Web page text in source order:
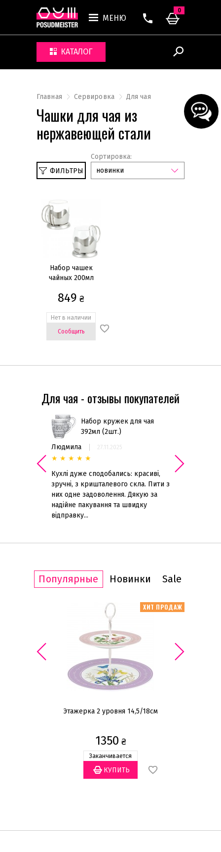
МЕНЮ
КАТАЛОГ
0
Главная Сервировка Для чая
Чашки для чая из
нержавеющей стали
Сортировка:
новинки
ФИЛЬТРЫ
Нержавеющая сталь
Кружки и чашки
Столовые приборы
Тарелки
Блюда
Тарелки для пасты и сыра
Тарелки обеденные
Показать всё
Цена
—
Статус товара
Нет в наличии
Материал
Нержавеющая сталь
(48)
Количество предметов
(1)
Набор чашек
чайных 200мл
849 ₴
Нет в наличии
Сообщить
Для чая - отзывы покупателей
Набор кружек для чая
392мл (2шт.)
Людмила
27.11.2025
★ ★ ★ ★ ★
Кухлі дуже сподобались: красиві,
зручні, з кришталевого скла. Пити з
них одне задоволення. Дякую за
надійне пакування та швидку
відправку...
★ ★
Объём чашки
Популярные Новинки Sale
ХИТ ПРОДАЖ
Этажерка 2 уровня 14,5/18см
1350 ₴
Заканчивается